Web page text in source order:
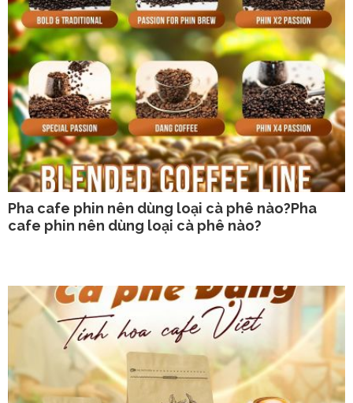
Pha cafe phin nên dùng loại cà phê nào?Pha
cafe phin nên dùng loại cà phê nào?